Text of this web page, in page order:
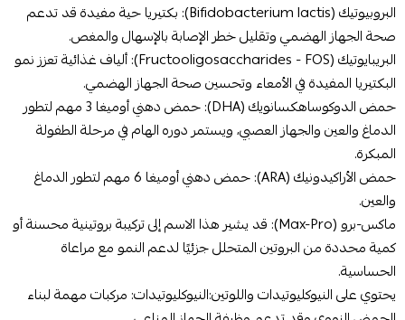
البروبيوتيك (Bifidobacterium lactis): بكتيريا حية مفيدة قد تدعم
صحة الجهاز الهضمي وتقليل خطر الإصابة بالإسهال والمغص.
البريبايوتيك (Fructooligosaccharides - FOS): ألياف غذائية تعزز نمو
البكتيريا المفيدة في الأمعاء وتحسين صحة الجهاز الهضمي.
حمض الدوكوساهكسانويك (DHA): حمض دهني أوميغا 3 مهم لتطور
الدماغ والعين والجهاز العصبي، ويستمر دوره الهام في مرحلة الطفولة
المبكرة.
حمض الأراكيدونيك (ARA): حمض دهني أوميغا 6 مهم لتطور الدماغ
والعين.
ماكس-برو (Max-Pro): قد يشير هذا الاسم إلى تركيبة بروتينية محسنة أو
كمية محددة من البروتين المتحلل جزئيًا لدعم النمو مع مراعاة
الحساسية.
يحتوي على النيوكليوتيدات واللوتين:النيوكليوتيدات: مركبات مهمة لبناء